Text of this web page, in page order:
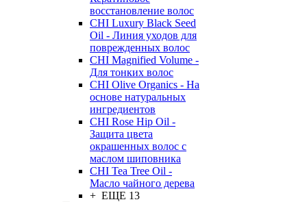
восстановление волос
CHI Luxury Black Seed
Oil - Линия уходов для
поврежденных волос
CHI Magnified Volume -
Для тонких волос
CHI Olive Organics - На
основе натуральных
ингредиентов
CHI Rose Hip Oil -
Защита цвета
окрашенных волос с
маслом шиповника
CHI Tea Tree Oil -
Масло чайного дерева
+ ЕЩЕ 13